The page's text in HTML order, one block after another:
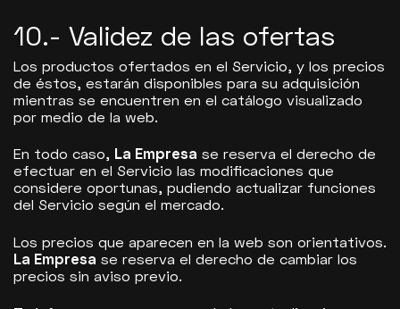
10.- Validez de las ofertas
Los productos ofertados en el Servicio, y los precios
de éstos, estarán disponibles para su adquisición
mientras se encuentren en el catálogo visualizado
por medio de la web.
En todo caso, La Empresa se reserva el derecho de
efectuar en el Servicio las modificaciones que
considere oportunas, pudiendo actualizar funciones
del Servicio según el mercado.
Los precios que aparecen en la web son orientativos.
La Empresa se reserva el derecho de cambiar los
precios sin aviso previo.